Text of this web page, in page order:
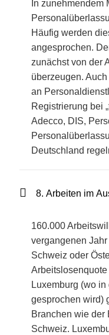
In zunehmendem
Häufig werden
angesprochen.
zunächst von der
überzeugen.
an
Registrierung bei
Adecco, DIS,
Deutschland
8. Arbeiten im
160.000
vergangenen
Schweiz oder
Luxemburg (wo
gesprochen wird)
Branchen wie der
Schweiz.